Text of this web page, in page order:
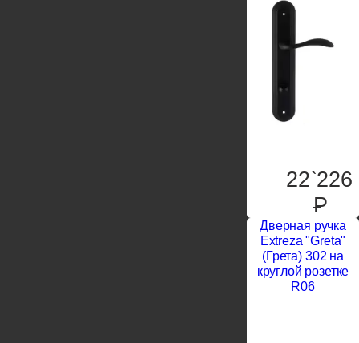
22`226
P
Дверная ручка
Extreza "Greta"
(Грета) 302 на
круглой розетке
R06